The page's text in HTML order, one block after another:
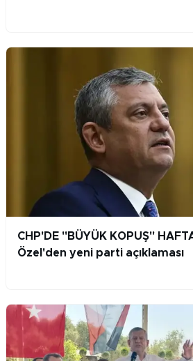
CHP'DE "BÜYÜK KOPUŞ"
Özel'den yeni parti açıklaması